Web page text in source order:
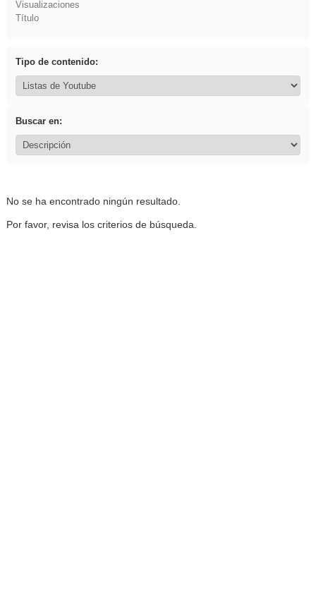
Visualizaciones
Título
Tipo de contenido:
Buscar en:
No se ha encontrado ningún resultado.
Por favor, revisa los criterios de búsqueda.